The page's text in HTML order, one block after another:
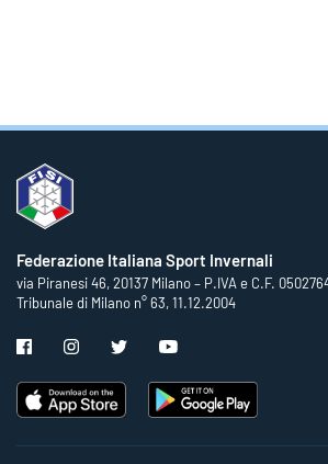
Federazione Italiana Sport Invernali
via Piranesi 46, 20137 Milano – P.IVA e C.F.
Tribunale di Milano n° 63, 11.12.2004